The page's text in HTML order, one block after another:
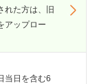
れた方は、旧
アップロー
当日を含む6